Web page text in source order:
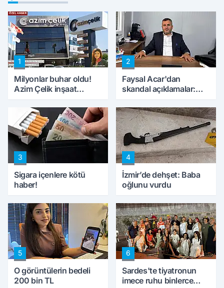
1
Milyonlar buhar oldu!
Azim Çelik inşaat
konuştu
2
Faysal Acar'dan
skandal açıklamalar:
peynircilerimizi de
kıskaca aldı, müdahale
ettik'
3
Sigara içenlere kötü
haber!
4
İzmir’de dehşet: Baba
oğlunu vurdu
5
O görüntülerin bedeli
200 bin TL
6
Sardes'te tiyatronun
imece ruhu binlerce